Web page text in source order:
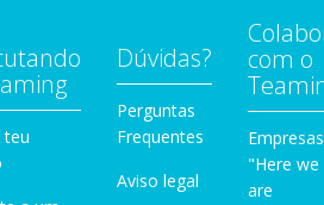
teu
Dúvidas?
Perguntas
Frequentes
Aviso legal
com o
Empresas
"Here we
are